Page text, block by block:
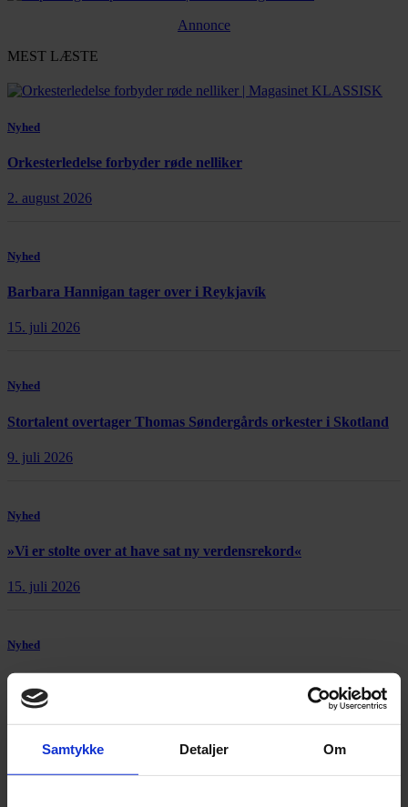
Samtykke Detaljer Om
Annonce
MEST LÆSTE
Nyhed
Orkesterledelse forbyder røde nelliker
2. august 2026
Nyhed
Barbara Hannigan tager over i Reykjavík
15. juli 2026
Nyhed
Stortalent overtager Thomas Søndergårds orkester i Skotland
9. juli 2026
Nyhed
»Vi er stolte over at have sat ny verdensrekord«
15. juli 2026
Nyhed
Afgående kunstnerisk leder: »Copenhagen Opera Festival er et
åbent maskinrum«